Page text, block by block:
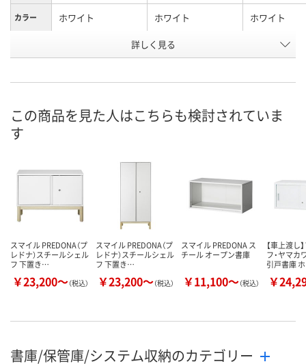
カラー ホワイト ホワイト ホワイト
1360mm 1360mm
号
在庫
数量
カゴへ
詳しく見る
この商品を見た人はこちらも検討されていま
す
スマイル PREDONA（プ
レドナ）スチールシェル
フ 下置き…
￥23,200～（税込）
スマイル PREDONA（プ
レドナ）スチールシェル
フ 下置き…
￥23,200～（税込）
スマイル PREDONA ス
チール オープン書庫
￥11,100～（税込）
【車上渡し
フ・ヤマカ
引戸書庫
￥
書庫/保管庫/システム収納のカテゴリー